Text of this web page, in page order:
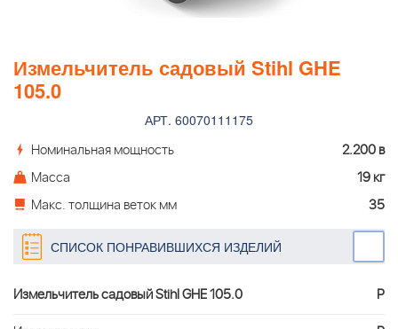
Измельчитель садовый Stihl GHE
105.0
АРТ. 60070111175
Номинальная мощность
2.200 в
Масса
19 кг
Макс. толщина веток мм
35
СПИСОК ПОНРАВИВШИХСЯ ИЗДЕЛИЙ
Измельчитель садовый Stihl GHE 105.0
Р